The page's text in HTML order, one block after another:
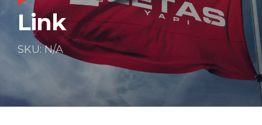
Link
SKU: N/A